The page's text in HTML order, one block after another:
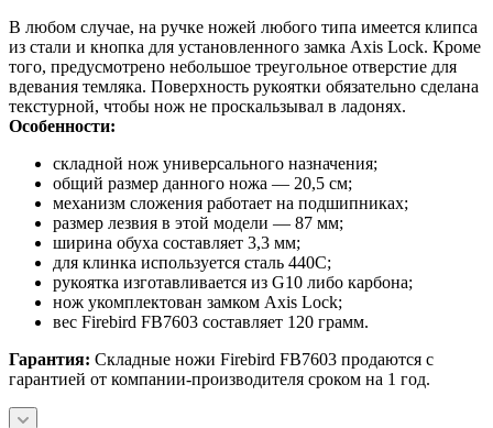
В любом случае, на ручке ножей любого типа имеется клипса
из стали и кнопка для установленного замка Axis Lock. Кроме
того, предусмотрено небольшое треугольное отверстие для
вдевания темляка. Поверхность рукоятки обязательно сделана
текстурной, чтобы нож не проскальзывал в ладонях.
Особенности:
складной нож универсального назначения;
общий размер данного ножа — 20,5 см;
механизм сложения работает на подшипниках;
размер лезвия в этой модели — 87 мм;
ширина обуха составляет 3,3 мм;
для клинка используется сталь 440С;
рукоятка изготавливается из G10 либо карбона;
нож укомплектован замком Axis Lock;
вес Firebird FB7603 составляет 120 грамм.
Гарантия: Складные ножи Firebird FB7603 продаются с
гарантией от компании-производителя сроком на 1 год.